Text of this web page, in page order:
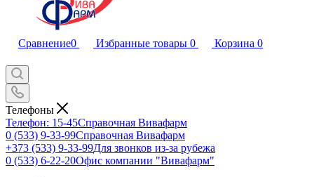
Сравнение0 Избранные товары 0 Корзина 0
Телефоны
Телефон: 15-45Справочная Вивафарм
0 (533) 9-33-99Справочная Вивафарм
+373 (533) 9-33-99Для звонков из-за рубежа
0 (533) 6-22-20Офис компании "Вивафарм"